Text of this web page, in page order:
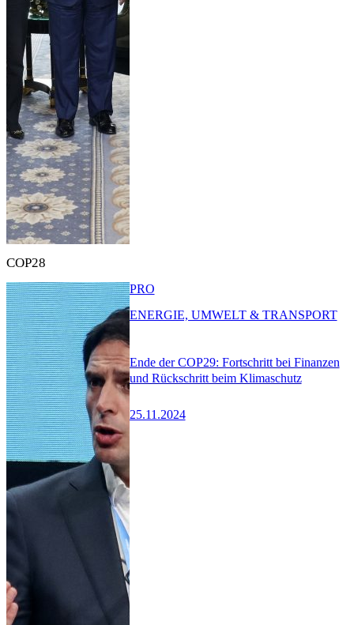
COP28
Ende der COP29: Fortschritt bei Finanzen
und Rückschritt beim Klimaschutz
25.11.2024
PRO
ENERGIE, UMWELT & TRANSPORT